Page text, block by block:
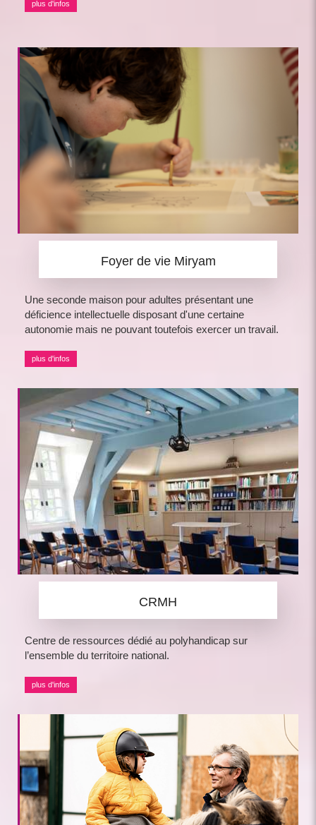
plus d'infos
Foyer de vie Miryam
Une seconde maison pour adultes présentant une
déficience intellectuelle disposant d'une certaine
autonomie mais ne pouvant toutefois exercer un travail.
plus d'infos
CRMH
Centre de ressources dédié au polyhandicap sur
l’ensemble du territoire national.
plus d'infos